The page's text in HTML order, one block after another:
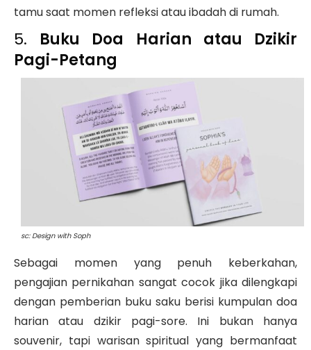
tamu saat momen refleksi atau ibadah di rumah.
5. Buku Doa Harian atau Dzikir
Pagi-Petang
sc: Design with Soph
Sebagai momen yang penuh keberkahan,
pengajian pernikahan sangat cocok jika dilengkapi
dengan pemberian buku saku berisi kumpulan doa
harian atau dzikir pagi-sore. Ini bukan hanya
souvenir, tapi warisan spiritual yang bermanfaat